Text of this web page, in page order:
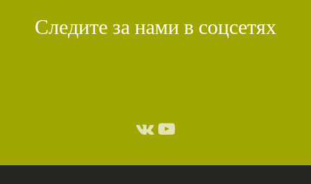
СТИХИЙНЫЕ БЕДСТВИЯ
Следите за нами в соцсетях